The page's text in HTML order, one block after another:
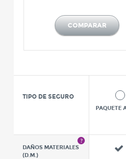
COMPARAR
TIPO DE SEGURO
DAÑOS MATERIALES
(D.M.)
PAQUETE